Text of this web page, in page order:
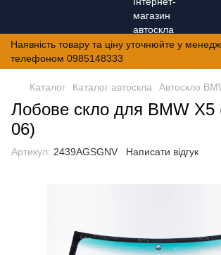
Наявність товару та ціну уточнюйте у
телефоном 0985148333
Каталог Каталог автоскла Автоскло
Лобове скло для BMW X5
06)
Артикул: 2439AGSGNV Написати відгук